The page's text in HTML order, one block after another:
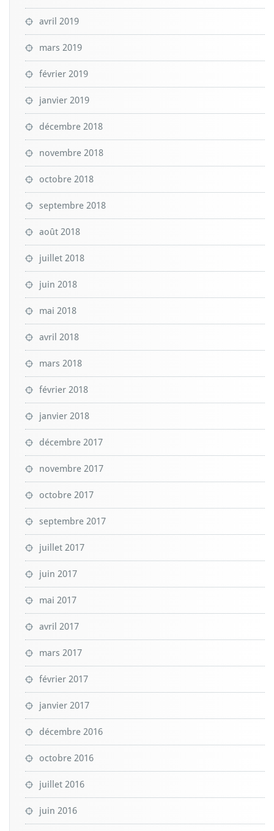
avril 2019
mars 2019
février 2019
janvier 2019
décembre 2018
novembre 2018
octobre 2018
septembre 2018
août 2018
juillet 2018
juin 2018
mai 2018
avril 2018
mars 2018
février 2018
janvier 2018
décembre 2017
novembre 2017
octobre 2017
septembre 2017
juillet 2017
juin 2017
mai 2017
avril 2017
mars 2017
février 2017
janvier 2017
décembre 2016
octobre 2016
juillet 2016
juin 2016